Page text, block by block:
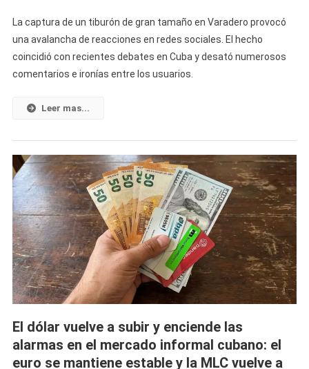
Un
Tiburón
De
Gran
Las
Redes
Estallan
La captura de un tiburón de gran tamaño en Varadero provocó
una avalancha de reacciones en redes sociales. El hecho
coincidió con recientes debates en Cuba y desató numerosos
comentarios e ironías entre los usuarios.
Leer mas...
El dólar vuelve a subir y enciende las
alarmas en el mercado informal cubano: el
euro se mantiene estable y la MLC vuelve a